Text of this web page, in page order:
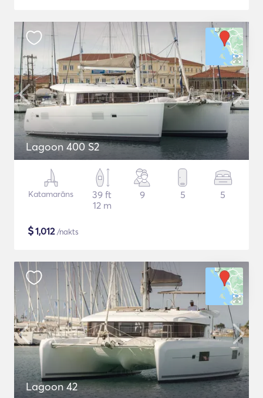
Lagoon 400 S2
Katamarāns
39 ft
12 m
9 5 5
$1,012/nakts
Lagoon 42